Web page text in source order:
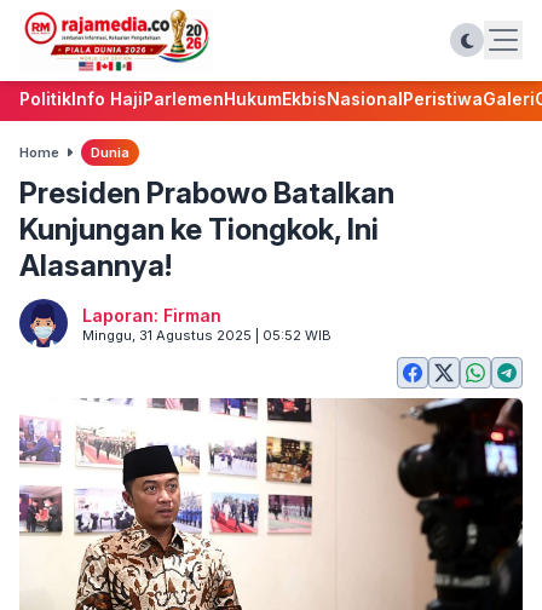
PolitikInfo HajiParlemenHukumEkbisNasionalPeristiwaGaleri
Home Dunia
Presiden Prabowo Batalkan
Kunjungan ke Tiongkok, Ini
Alasannya!
Laporan: Firman
Minggu, 31 Agustus 2025 | 05:52 WIB